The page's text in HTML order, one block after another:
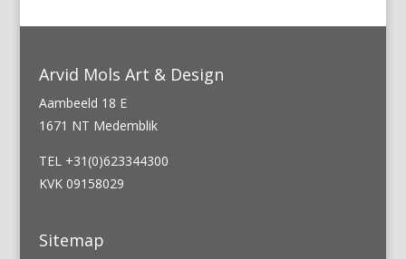
Arvid Mols Art & Design
Aambeeld 18 E
1671 NT Medemblik
TEL +31(0)623344300
KVK 09158029
Sitemap